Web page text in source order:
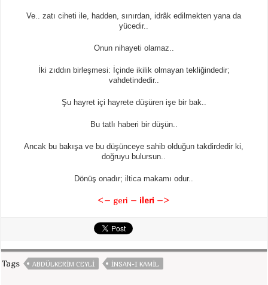
Ve.. zatı ciheti ile, hadden, sınırdan, idrâk edilmekten yana da
yücedir..
Onun nihayeti olamaz..
İki zıddın birleşmesi: İçinde ikilik olmayan tekliğindedir;
vahdetindedir..
Şu hayret içi hayrete düşüren işe bir bak..
Bu tatlı haberi bir düşün..
Ancak bu bakışa ve bu düşünceye sahib olduğun takdirdedir ki,
doğruyu bulursun..
Dönüş onadır; iltica makamı odur..
<– geri – ileri –>
Tags ABDÜLKERIM CEYLI INSAN-I KAMIL